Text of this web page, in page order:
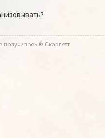
получилось © Скарлетт